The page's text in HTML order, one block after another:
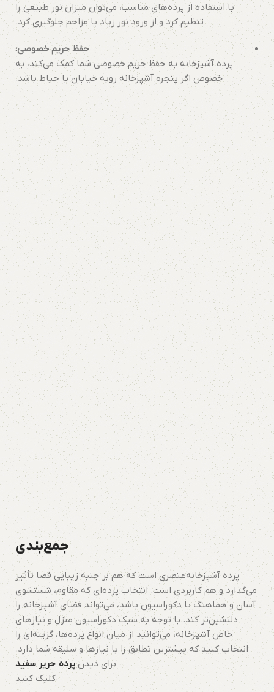
با استفاده از پرده‌های مناسب، می‌توان میزان نور طبیعی را
تنظیم کرد و از ورود نور زیاد یا مزاحم جلوگیری کرد.
حفظ حریم خصوصی:
پرده آشپزخانه به حفظ حریم خصوصی شما کمک می‌کند، به
خصوص اگر پنجره آشپزخانه روبه خیابان یا حیاط باشد.
جمع‌بندی
پرده آشپزخانه عنصری است که هم بر جنبه زیبایی فضا تأثیر
می‌گذارد و هم کاربردی است. انتخاب پرده‌ای که مقاوم، شستشوی
آسان و هماهنگ با دکوراسیون باشد، می‌تواند فضای آشپزخانه را
دلنشین‌تر کند. با توجه به سبک دکوراسیون منزل و نیازهای
خاص آشپزخانه، می‌توانید از میان انواع پرده‌ها، گزینه‌ای را
انتخاب کنید که بیشترین تطابق را با نیازها و سلیقه شما دارد.
برای دیدنپرده حریر سفید
کلیک کنید